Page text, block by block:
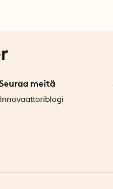
meitä
Innovaattoriblogi